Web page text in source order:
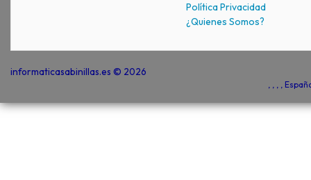
Política Privacidad
¿Quienes Somos?
informaticasabinillas.es © 2026
, , , ,